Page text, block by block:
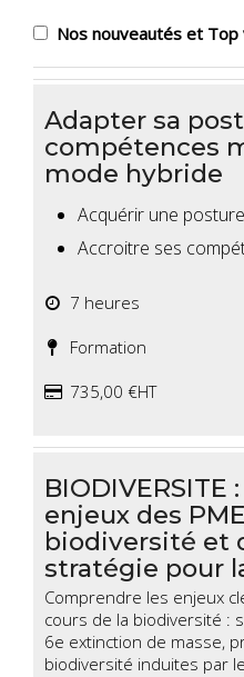
Nos nouveautés et
Adapter sa
compétences
mode hybride
Acquérir une
Accroitre ses
7 heures
Formation
735,00 €HT
BIODIVERSITE
enjeux des
biodiversité et
stratégie pour
Comprendre les enjeux
cours de la biodiversité :
6e extinction de masse,
biodiversité induites par